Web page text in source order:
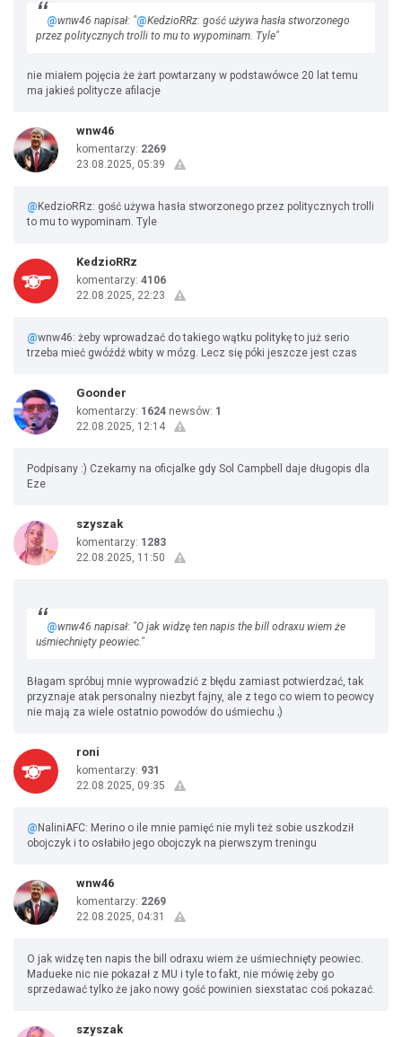
@wnw46 napisał: "@KedzioRRz: gość używa hasła stworzonego
przez politycznych trolli to mu to wypominam. Tyle"
nie miałem pojęcia że żart powtarzany w podstawówce 20 lat temu
ma jakieś politycze afilacje
wnw46
komentarzy: 2269
23.08.2025, 05:39
@ KedzioRRz: gość używa hasła stworzonego przez politycznych trolli
to mu to wypominam. Tyle
KedzioRRz
komentarzy: 4106
22.08.2025, 22:23
@wnw46: żeby wprowadzać do takiego wątku politykę to już serio
trzeba mieć gwóźdź wbity w mózg. Lecz się póki jeszcze jest czas
Goonder
komentarzy: 1624 newsów: 1
22.08.2025, 12:14
Podpisany :) Czekamy na oficjalke gdy Sol Campbell daje długopis dla
Eze
szyszak
komentarzy: 1283
22.08.2025, 11:50
@wnw46 napisał: "O jak widzę ten napis the bill odraxu wiem że
uśmiechnięty peowiec."
Błagam spróbuj mnie wyprowadzić z błędu zamiast potwierdzać, tak
przyznaje atak personalny niezbyt fajny, ale z tego co wiem to peowcy
nie mają za wiele ostatnio powodów do uśmiechu ;)
roni
komentarzy: 931
22.08.2025, 09:35
@ NaliniAFC: Merino o ile mnie pamięć nie myli też sobie uszkodził
obojczyk i to osłabiło jego obojczyk na pierwszym treningu
wnw46
komentarzy: 2269
22.08.2025, 04:31
O jak widzę ten napis the bill odraxu wiem że uśmiechnięty peowiec.
Madueke nic nie pokazał z MU i tyle to fakt, nie mówię żeby go
sprzedawać tylko że jako nowy gość powinien siexstatac coś pokazać.
szyszak